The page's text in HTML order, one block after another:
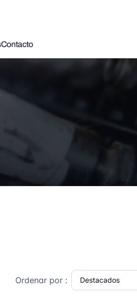
Contacto
Ordenar por :